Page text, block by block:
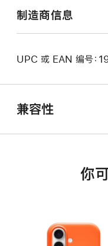
制造商信息
UPC 或 EAN 编号
兼容性
你